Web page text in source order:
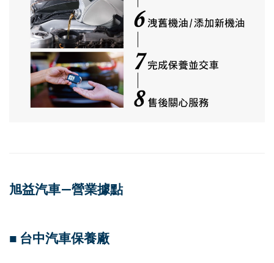
旭益汽車—營業據點
■ 台中汽車保養廠